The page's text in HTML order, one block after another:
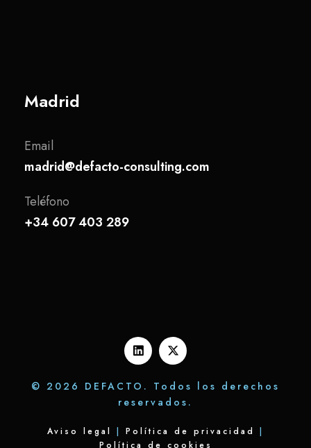
Madrid
Email
madrid@defacto-consulting.com
Teléfono
+34 607 403 289
© 2026 DEFACTO. Todos los derechos
reservados.
Aviso legal | Política de privacidad
|
Política de cookies